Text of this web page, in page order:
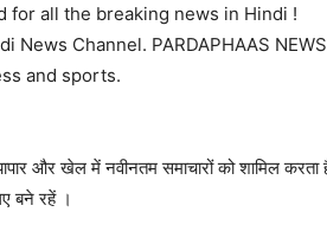
for all the breaking news in Hindi !
News Channel. PARDAPHAAS
and sports.
और खेल में नवीनतम समाचारों को शामिल करता
बने रहें ।